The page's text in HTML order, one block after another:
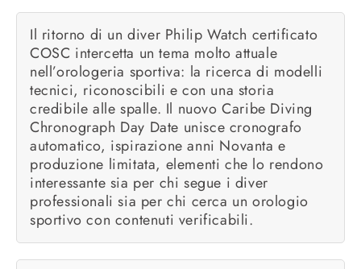
Il ritorno di un diver Philip Watch certificato
COSC intercetta un tema molto attuale
nell’orologeria sportiva: la ricerca di modelli
tecnici, riconoscibili e con una storia
credibile alle spalle. Il nuovo Caribe Diving
Chronograph Day Date unisce cronografo
automatico, ispirazione anni Novanta e
produzione limitata, elementi che lo rendono
interessante sia per chi segue i diver
professionali sia per chi cerca un orologio
sportivo con contenuti verificabili.